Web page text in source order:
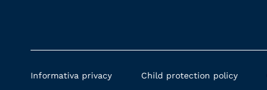
Informativa privacy Child protection policy